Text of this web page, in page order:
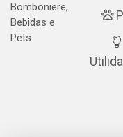
Bomboniere,
Bebidas e
Pets.